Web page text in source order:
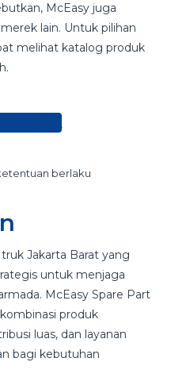
McEasy juga
lain. Untuk pilihan
melihat katalog produk
berlaku
Jakarta Barat yang
untuk menjaga
McEasy Spare Part
produk
luas, dan layanan
bagi kebutuhan